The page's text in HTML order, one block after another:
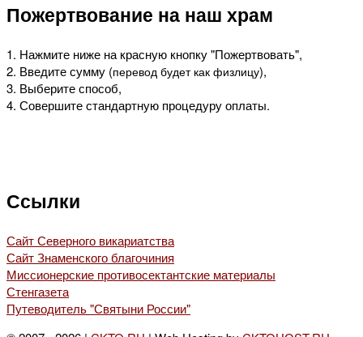
Пожертвование на наш храм
1. Нажмите ниже на красную кнопку "Пожертвовать",
2. Введите сумму (перевод будет как физлицу),
3. Выберите способ,
4. Совершите стандартную процедуру оплаты.
Ссылки
Сайт Северного викариатства
Сайт Знаменского благочиния
Миссионерские противосектантские материалы
Стенгазета
Путеводитель "Святыни России"